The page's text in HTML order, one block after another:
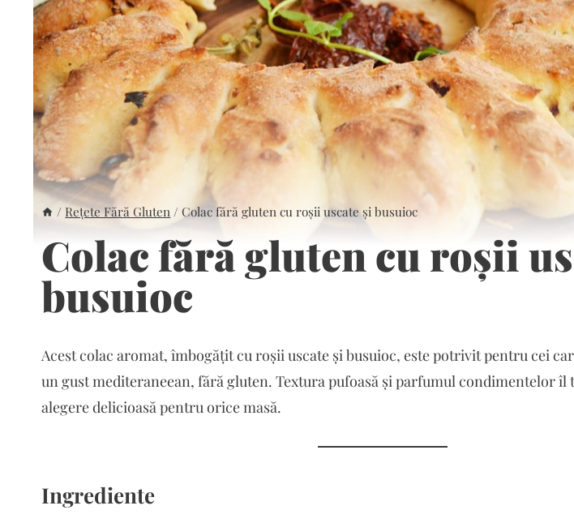
/ Rețete Fără Gluten / Colac fără gluten cu roșii uscate și busuioc
Colac fără gluten cu roșii
busuioc
Acest colac aromat, îmbogățit cu roșii uscate și busuioc, este potrivit pentru cei
un gust mediteraneean, fără gluten. Textura pufoasă și parfumul condimentelor
alegere delicioasă pentru orice masă.
Ingrediente